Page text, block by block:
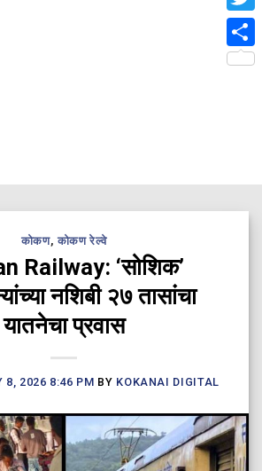
कोकण, कोकण रेल्वे
Railway: ‘सोशिक’
नशिबी २७ तासांचा
यातनेचा प्रवास
8, 2026 8:46 PM BY KOKANAI DIGITAL